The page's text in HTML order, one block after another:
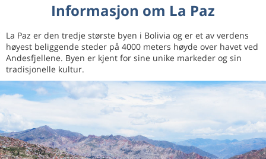
Informasjon om La Paz
La Paz er den tredje største byen i Bolivia og er et av verdens
høyest beliggende steder på 4000 meters høyde over havet ved
Andesfjellene. Byen er kjent for sine unike markeder og sin
tradisjonelle kultur.